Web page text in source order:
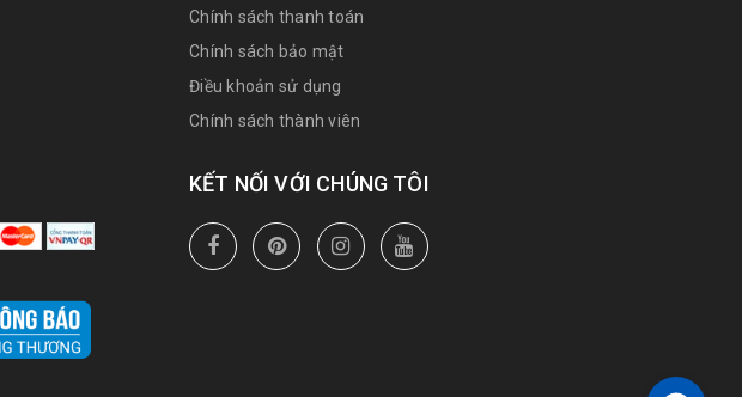
Chính sách thanh toán
Chính sách bảo mật
Điều khoản sử dụng
Chính sách thành viên
KẾT NỐI VỚI CHÚNG TÔI